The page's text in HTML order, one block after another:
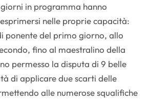
in programma hanno
nelle proprie capacità:
ponente del primo giorno, allo
fino al maestralino della
permesso la disputa di 9 belle
di applicare due scarti delle
alle numerose squalifiche